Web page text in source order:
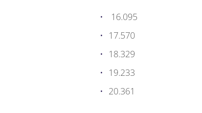
16.095
17.570
18.329
19.233
20.361